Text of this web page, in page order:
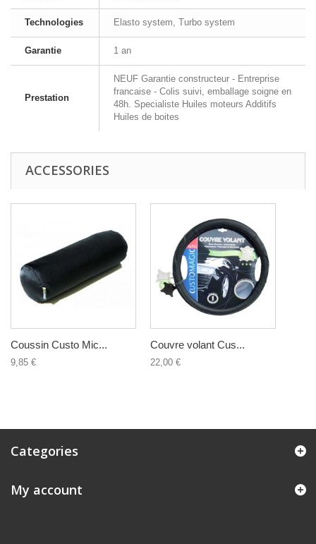
Technologies Elasto system, Turbo system
Garantie 1 an
Prestation
NEUF Garantie constructeur - Entreprise
francaise - Colis suivi, emballage soigne en
48h. Specialiste Huiles moteurs Additifs
Huiles de boites
ACCESSORIES
Coussin Custo Mic...
9,85 €
Couvre volant Cus...
22,00 €
Categories
My account